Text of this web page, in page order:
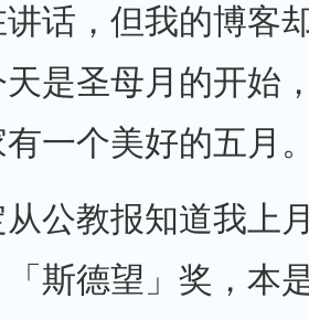
话，但我的博客
是圣母月的开始
一个美好的五月
公教报知道我上
斯德望」奖，本